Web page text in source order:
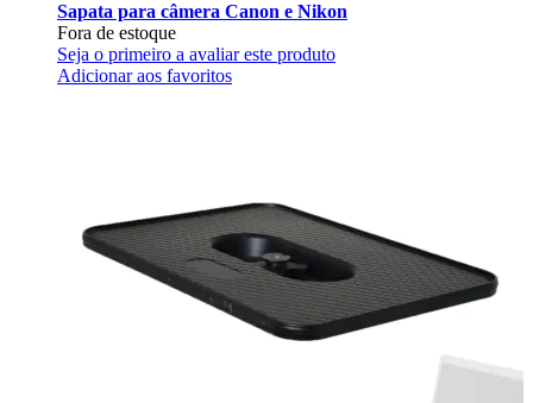
Sapata para câmera Canon e Nikon
Fora de estoque
Seja o primeiro a avaliar este produto
Adicionar aos favoritos